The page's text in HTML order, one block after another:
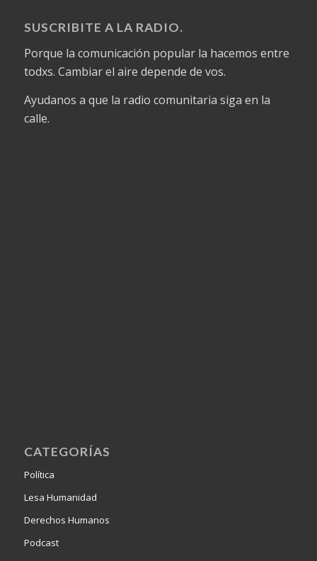
SUSCRIBITE A LA RADIO.
Porque la comunicación popular la hacemos entre
todxs. Cambiar el aire depende de vos.
Ayudanos a que la radio comunitaria siga en la
calle.
CATEGORÍAS
Política
Lesa Humanidad
Derechos Humanos
Podcast